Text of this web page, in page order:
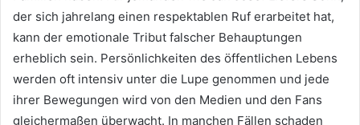
der sich jahrelang einen respektablen Ruf erarbeitet hat,
kann der emotionale Tribut falscher Behauptungen
erheblich sein. Persönlichkeiten des öffentlichen Lebens
werden oft intensiv unter die Lupe genommen und jede
ihrer Bewegungen wird von den Medien und den Fans
gleichermaßen überwacht. In manchen Fällen schaden